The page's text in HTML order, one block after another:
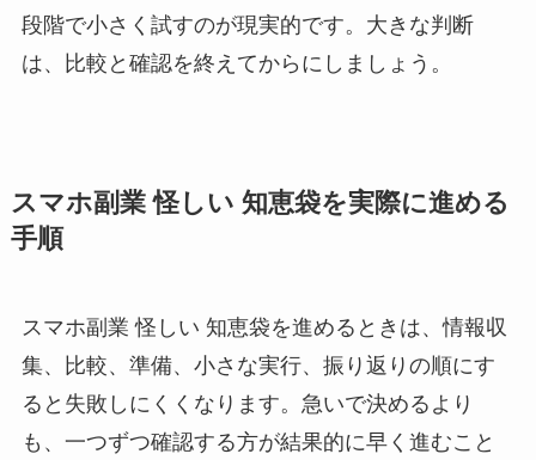
段階で小さく試すのが現実的です。大きな判断
は、比較と確認を終えてからにしましょう。
スマホ副業 怪しい 知恵袋を実際に進める
手順
スマホ副業 怪しい 知恵袋を進めるときは、情報収
集、比較、準備、小さな実行、振り返りの順にす
ると失敗しにくくなります。急いで決めるより
も、一つずつ確認する方が結果的に早く進むこと